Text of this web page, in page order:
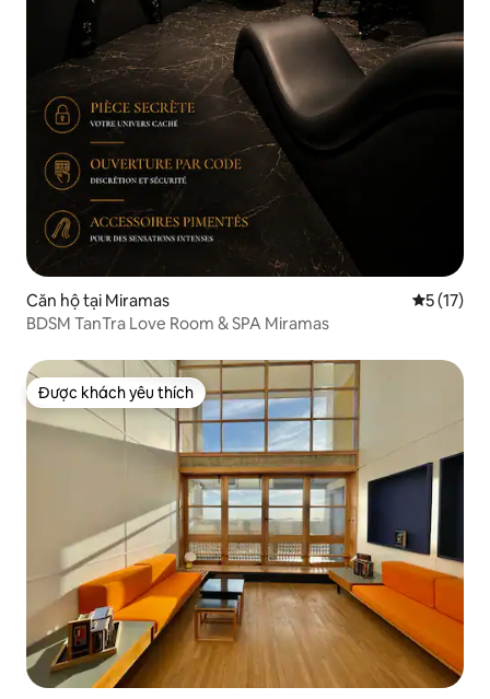
Căn hộ tại Miramas Xếp hạng
5 (17)
BDSM TanTra Love Room & SPA Miramas
Được khách yêu thích
Được khách yêu thích